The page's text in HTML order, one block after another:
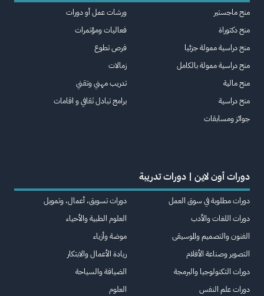
منح ماجستير
منح دكتوراة
منح دراسية ممولة جزئيا
منح دراسية ممولة بالكامل
منح مالية
منح دراسية
جوائز ومسابقات
ورشات عمل أو دورات
فعاليات ومؤتمرات
فرص تطوع
زمالات
تدريب مهني وتقني
برامج تبادل ثقافي و اقامات
دورات أون لاين | دورات تدريبة
دورات مطلوبة في سوق العمل
دورات اللغات والأدب
الفنون والتصميم والموسيقى
التصوير وصناعة الأفلام
دورات التكنولوجيا والبرمجة
دورات علم النفس
دورات تسويق، أعمال، وتمويل
العلوم الطبية والأحياء
موضة وأزياء
ريادة الأعمال والابتكار
الضيافة والسياحة
العلوم